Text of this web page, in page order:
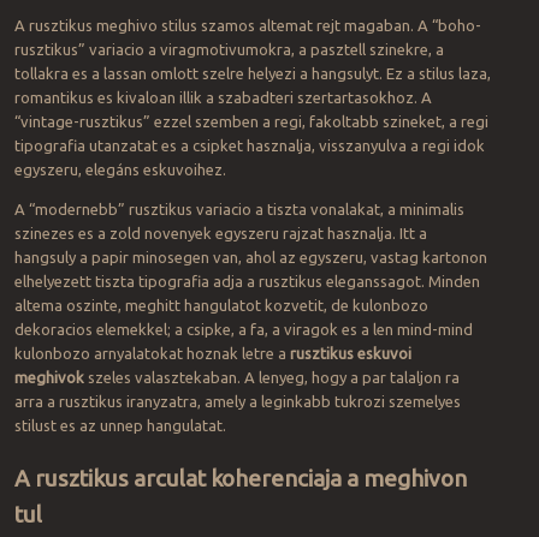
A rusztikus meghivo stilus szamos altemat rejt magaban. A “boho-
rusztikus” variacio a viragmotivumokra, a pasztell szinekre, a
tollakra es a lassan omlott szelre helyezi a hangsulyt. Ez a stilus laza,
romantikus es kivaloan illik a szabadteri szertartasokhoz. A
“vintage-rusztikus” ezzel szemben a regi, fakoltabb szineket, a regi
tipografia utanzatat es a csipket hasznalja, visszanyulva a regi idok
egyszeru, elegáns eskuvoihez.
A “modernebb” rusztikus variacio a tiszta vonalakat, a minimalis
szinezes es a zold novenyek egyszeru rajzat hasznalja. Itt a
hangsuly a papir minosegen van, ahol az egyszeru, vastag kartonon
elhelyezett tiszta tipografia adja a rusztikus eleganssagot. Minden
altema oszinte, meghitt hangulatot kozvetit, de kulonbozo
dekoracios elemekkel; a csipke, a fa, a viragok es a len mind-mind
kulonbozo arnyalatokat hoznak letre a rusztikus eskuvoi
meghivokszeles valasztekaban. A lenyeg, hogy a par talaljon ra
arra a rusztikus iranyzatra, amely a leginkabb tukrozi szemelyes
stilust es az unnep hangulatat.
A rusztikus arculat koherenciaja a meghivon
tul